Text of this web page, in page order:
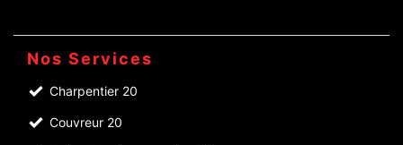
Nos Services
Charpentier 20
Couvreur 20